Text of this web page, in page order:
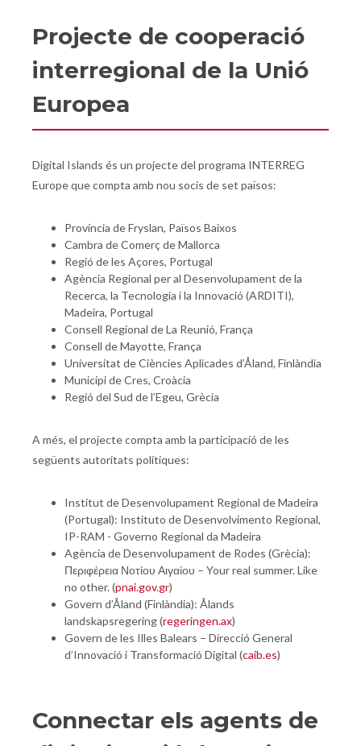
Projecte de cooperació
interregional de la Unió
Europea
Digital Islands és un projecte del programa INTERREG
Europe que compta amb nou socis de set països:
Província de Fryslan, Països Baixos
Cambra de Comerç de Mallorca
Regió de les Açores, Portugal
Agència Regional per al Desenvolupament de la
Recerca, la Tecnologia i la Innovació (ARDITI),
Madeira, Portugal
Consell Regional de La Reunió, França
Consell de Mayotte, França
Universitat de Ciències Aplicades d’Åland, Finlàndia
Municipi de Cres, Croàcia
Regió del Sud de l’Egeu, Grècia
A més, el projecte compta amb la participació de les
següents autoritats polítiques:
Institut de Desenvolupament Regional de Madeira
(Portugal): Instituto de Desenvolvimento Regional,
IP-RAM - Governo Regional da Madeira
Agència de Desenvolupament de Rodes (Grècia):
Περιφέρεια Νοτίου Αιγαίου – Your real summer. Like
no other. (pnai.gov.gr)
Govern d’Åland (Finlàndia): Ålands
landskapsregering (regeringen.ax)
Govern de les Illes Balears – Direcció General
d’Innovació i Transformació Digital (caib.es)
Connectar els agents de